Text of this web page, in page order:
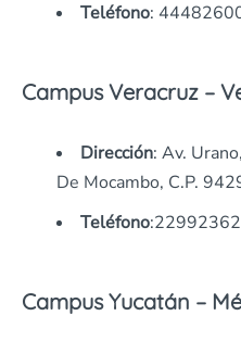
Teléfono:
Campus Veracruz –
Dirección: Av.
De Mocambo, C.P.
Teléfono
Campus Yucatán –